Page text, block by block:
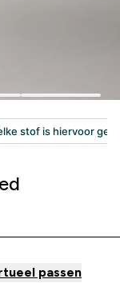
passen